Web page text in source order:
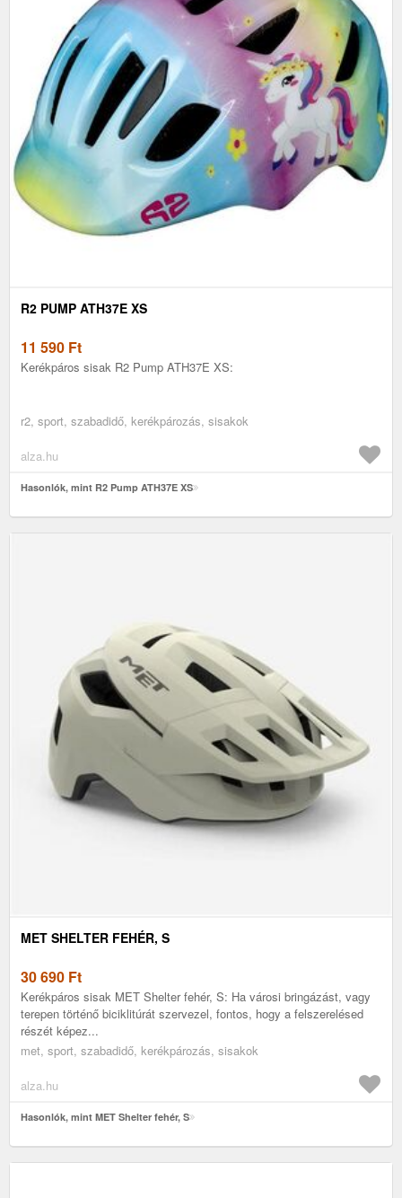
R2 PUMP ATH37E XS
11 590 Ft
Kerékpáros sisak R2 Pump ATH37E XS:
r2, sport, szabadidő, kerékpározás, sisakok
alza.hu
Hasonlók, mint R2 Pump ATH37E XS
MET SHELTER FEHÉR, S
30 690 Ft
Kerékpáros sisak MET Shelter fehér, S: Ha városi bringázást, vagy
terepen történő biciklitúrát szervezel, fontos, hogy a felszerelésed
részét képez...
met, sport, szabadidő, kerékpározás, sisakok
alza.hu
Hasonlók, mint MET Shelter fehér, S